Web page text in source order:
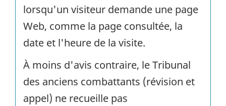
lorsqu'un visiteur demande une page
Web, comme la page consultée, la
date et l'heure de la visite.
À moins d'avis contraire, le Tribunal
des anciens combattants (révision et
appel) ne recueille pas